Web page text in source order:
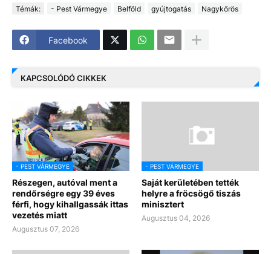
Témák: - Pest Vármegye Belföld gyújtogatás Nagykőrös
Facebook
KAPCSOLÓDÓ CIKKEK
- PEST VÁRMEGYE
Részegen, autóval ment a
rendőrségre egy 39 éves
férfi, hogy kihallgassák ittas
vezetés miatt
Augusztus 07, 2026
- PEST VÁRMEGYE
Saját kerületében tették
helyre a fröcsögő tiszás
minisztert
Augusztus 04, 2026